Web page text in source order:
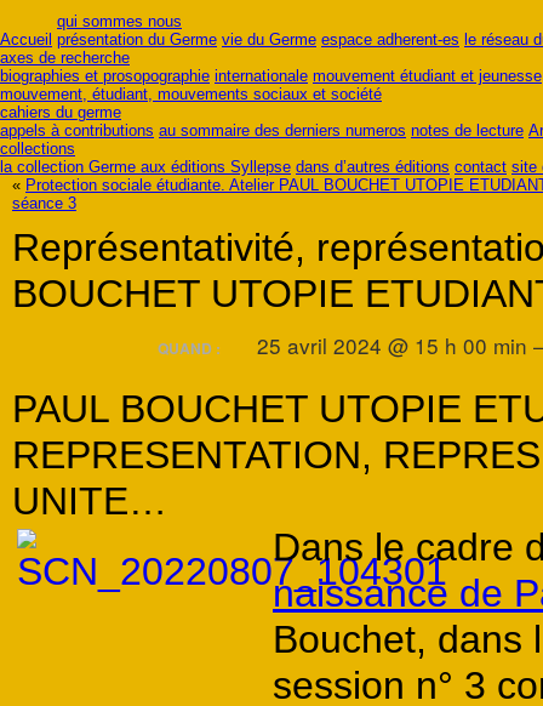
Accueil
qui sommes nous
présentation du Germe vie du Germe espace adherent-es le réseau
axes de recherche
biographies et prosopographie internationale mouvement étudiant et jeunesse
mouvement, étudiant, mouvements sociaux et société
cahiers du germe
appels à contributions au sommaire des derniers numeros notes de lecture
collections
la collection Germe aux éditions Syllepse dans d’autres éditions contact site
« Protection sociale étudiante. Atelier PAUL BOUCHET UTOPIE
séance 3
Représentativité,
BOUCHET UTOPIE
QUAND : 25 avril 2024 @ 15 h 00 min
PAUL BOUCHET UTOPIE
REPRESENTATION,
UNITE…
Dans le cadre
naissance de
Bouchet, dans
session n° 3